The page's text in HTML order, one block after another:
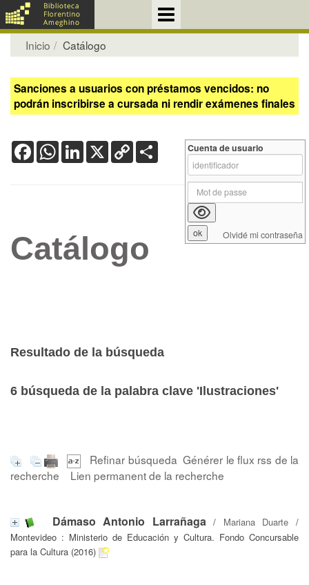
Inicio Catálogo
Sanciones a usuarios con préstamos vencidos: no
podrán inscribirse a cursada ni rendir exámenes finales
FacebookWhatsApp
LinkedIn
X Copy
Link
Catálogo
Resultado de la búsqueda
6 búsqueda de la palabra clave 'Ilustraciones'
Refinar búsqueda Générer le flux rss de la
recherche
Lien permanent de la recherche
Dámaso Antonio Larrañaga/ Mariana Duarte /
Montevideo : Ministerio de Educación y Cultura. Fondo Concursable
para la Cultura (2016)
Cuenta de usuario
Olvidé mi contraseña